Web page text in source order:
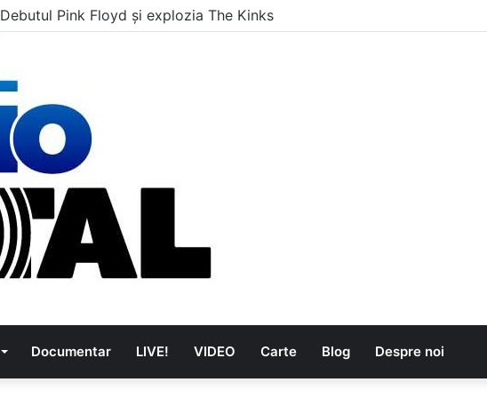
5 muzicieni care au dus muzica tradițională românească la un alt nivel
Documentar LIVE! VIDEO Carte Blog Despre noi